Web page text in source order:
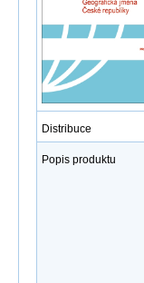
Distribuce
Popis produktu